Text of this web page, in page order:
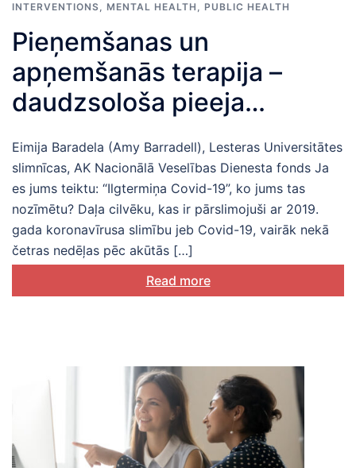
INTERVENTIONS, MENTAL HEALTH , PUBLIC HEALTH
Pieņemšanas un
apņemšanās terapija –
daudzsološa pieeja
ilgtermiņa Covid-19
Eimija Baradela (Amy Barradell), Lesteras Universitātes
slimnīcas, AK Nacionālā Veselības Dienesta fonds Ja
es jums teiktu: “Ilgtermiņa Covid-19”, ko jums tas
nozīmētu? Daļa cilvēku, kas ir pārslimojuši ar 2019.
gada koronavīrusa slimību jeb Covid-19, vairāk nekā
četras nedēļas pēc akūtās […]
Read more